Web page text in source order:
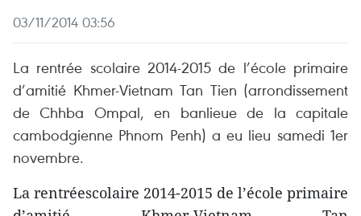
03/11/2014 03:56
La rentrée scolaire 2014-2015 de l’école primaire
d’amitié Khmer-Vietnam Tan Tien (arrondissement
de Chhba Ompal, en banlieue de la capitale
cambodgienne Phnom Penh) a eu lieu samedi 1er
novembre.
La rentréescolaire 2014-2015 de l’école primaire